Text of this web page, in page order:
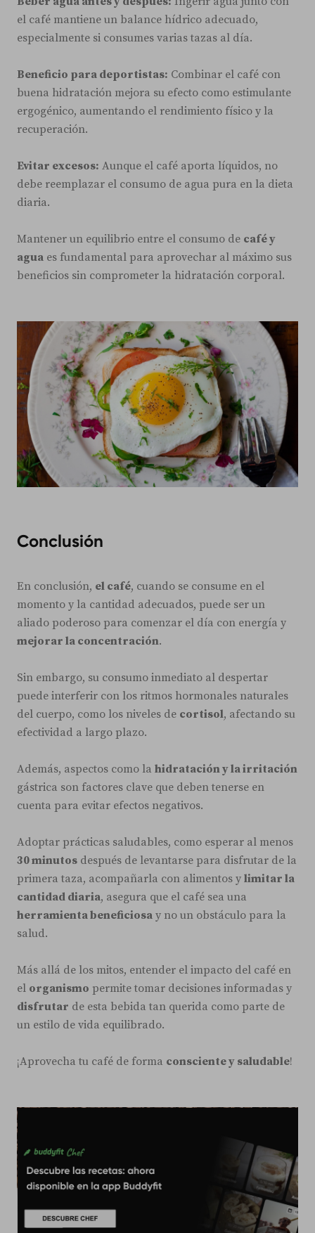
el café mantiene un balance hídrico adecuado,
especialmente si consumes varias tazas al día.
Beneficio para deportistas: Combinar el café con
buena hidratación mejora su efecto como estimulante
ergogénico, aumentando el rendimiento físico y la
recuperación.
Evitar excesos: Aunque el café aporta líquidos, no
debe reemplazar el consumo de agua pura en la dieta
diaria.
Mantener un equilibrio entre el consumo de café y
agua es fundamental para aprovechar al máximo sus
beneficios sin comprometer la hidratación corporal.
Conclusión
En conclusión, el café, cuando se consume en el
momento y la cantidad adecuados, puede ser un
aliado poderoso para comenzar el día con energía y
mejorar la concentración.
Sin embargo, su consumo inmediato al despertar
puede interferir con los ritmos hormonales naturales
del cuerpo, como los niveles de cortisol, afectando su
efectividad a largo plazo.
Además, aspectos como la hidratación y la irritación
gástrica son factores clave que deben tenerse en
cuenta para evitar efectos negativos.
Adoptar prácticas saludables, como esperar al menos
30 minutos después de levantarse para disfrutar de la
primera taza, acompañarla con alimentos y limitar la
cantidad diaria, asegura que el café sea una
herramienta beneficiosa y no un obstáculo para la
salud.
Más allá de los mitos, entender el impacto del café en
el organismo permite tomar decisiones informadas y
disfrutar de esta bebida tan querida como parte de
un estilo de vida equilibrado.
¡Aprovecha tu café de forma consciente y saludable!